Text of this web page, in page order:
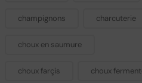
champignons charcuterie
choux en saumure
choux farçis choux